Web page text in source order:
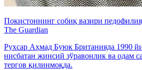
Покистоннинг собиқ вазири
The Guardian
Рухсар Аҳмад Буюк Британияда 1990
нисбатан жинсий зўравонлик ва одам
тергов қилинмоқда.